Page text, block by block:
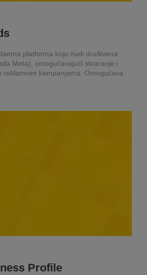
platforma koju nudi društvena
Meta), omogućavajući stvaranje i
reklamnim kampanjama. Omogućava
Profile